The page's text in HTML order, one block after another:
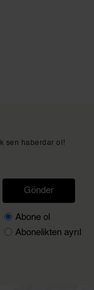
sen haberdar ol!
Gönder
Abone ol
Abonelikten ayrıl